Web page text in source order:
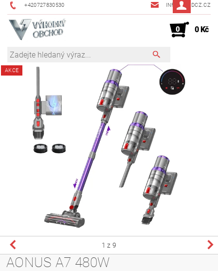
+420727830530 INFO@JMDCZ.CZ
0 0 Kč
AKCE
1 z 9
AONUS A7 480W